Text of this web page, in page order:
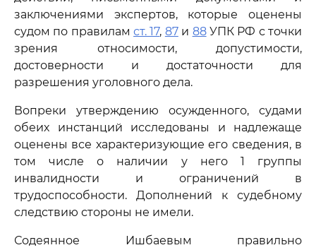
заключениями экспертов, которые оценены
судом по правиламст. 17, 87и 88УПК РФ с точки
зрения относимости, допустимости,
достоверности и достаточности для
разрешения уголовного дела.
Вопреки утверждению осужденного, судами
обеих инстанций исследованы и надлежаще
оценены все характеризующие его сведения, в
том числе о наличии у него 1 группы
инвалидности и ограничений в
трудоспособности. Дополнений к судебному
следствию стороны не имели.
Содеянное Ишбаевым правильно